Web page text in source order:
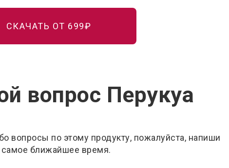
СКАЧАТЬ ОТ 699₽
вопрос Перукуа
вопросы по этому продукту, пожалуйста, напиши
ближайшее время.